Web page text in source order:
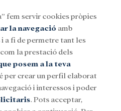
Cultura
fem servir cookies pròpies
la navegació amb
a fi de permetre tant les
la prestació dels
posem a la teva
per crear un perfil elaborat
i interessos i poder
. Pots acceptar,